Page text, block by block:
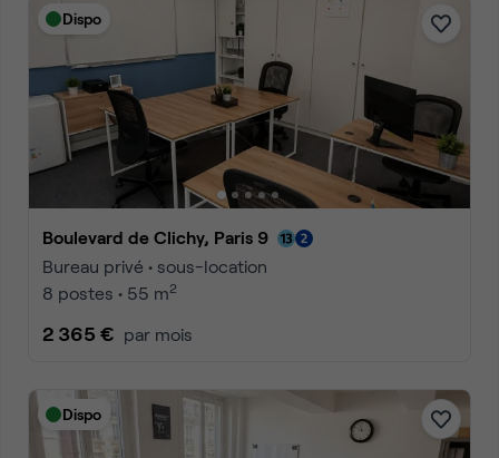
Dispo
Boulevard de Clichy, Paris 9
Bureau privé • sous-location
8 postes • 55 m2
2 365 € par mois
Dispo